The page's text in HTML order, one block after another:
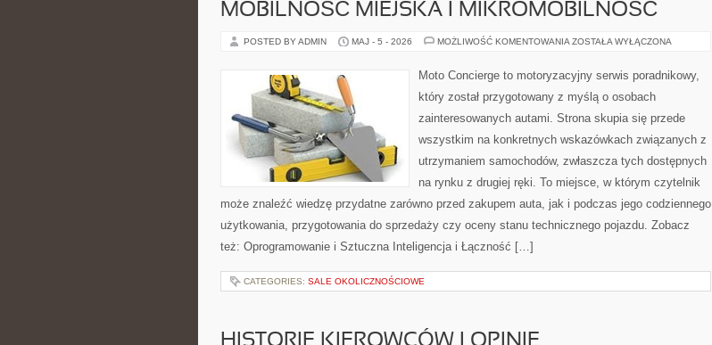
MOBILNOŚĆ MIEJSKA I MIKROMOBILNOŚĆ
POSTED BY ADMIN MAJ - 5 - 2026 MOŻLIWOŚĆ KOMENTOWANIA MOBILNOŚĆ
MIKROMOBILNOŚĆ
ZOSTAŁA WYŁĄCZONA
Moto Concierge to motoryzacyjny serwis poradnikowy,
który został przygotowany z myślą o osobach
zainteresowanych autami. Strona skupia się przede
wszystkim na konkretnych wskazówkach związanych z
utrzymaniem samochodów, zwłaszcza tych dostępnych
na rynku z drugiej ręki. To miejsce, w którym czytelnik
może znaleźć wiedzę przydatne zarówno przed zakupem auta, jak i podczas jego codziennego
użytkowania, przygotowania do sprzedaży czy oceny stanu technicznego pojazdu. Zobacz
też: Oprogramowanie i Sztuczna Inteligencja i Łączność […]
CATEGORIES: SALE OKOLICZNOŚCIOWE